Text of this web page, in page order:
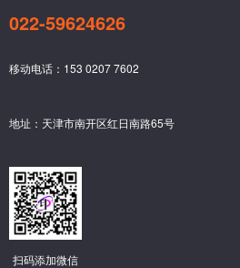
022-59624626
移动电话：153 0207 7602
地址：天津市南开区红日南路65号
扫码添加微信